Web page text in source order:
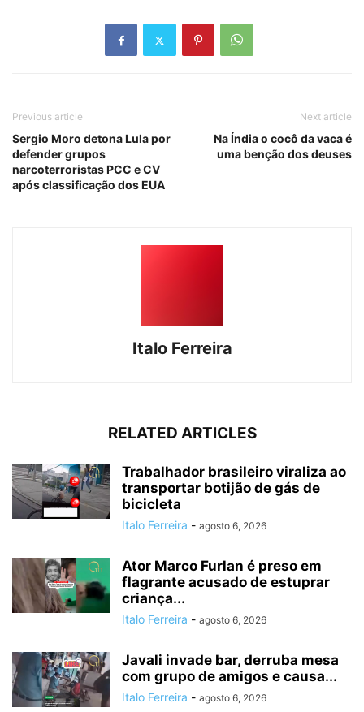
Previous article
Sergio Moro detona Lula por
defender grupos
narcoterroristas PCC e CV
após classificação dos EUA
Next article
Na Índia o cocô da vaca é
uma benção dos deuses
Italo Ferreira
RELATED ARTICLES
Trabalhador brasileiro viraliza ao
transportar botijão de gás de
bicicleta
Italo Ferreira - agosto 6, 2026
Ator Marco Furlan é preso em
flagrante acusado de estuprar
criança...
Italo Ferreira - agosto 6, 2026
Javali invade bar, derruba mesa
com grupo de amigos e causa...
Italo Ferreira - agosto 6, 2026